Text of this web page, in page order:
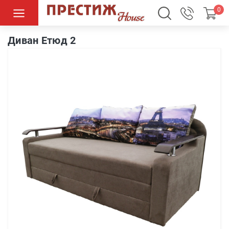
0
Диван Етюд 2
Диван Етюд 2